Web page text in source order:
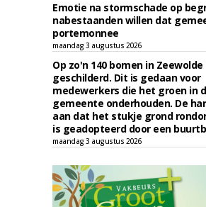
Emotie na stormschade op
nabestaanden willen dat
portemonnee
maandag 3 augustus 2026
Op zo'n 140 bomen in
geschilderd. Dit is gedaan voor
medewerkers die het groen in
gemeente onderhouden. De
aan dat het stukje grond
is geadopteerd door een
maandag 3 augustus 2026